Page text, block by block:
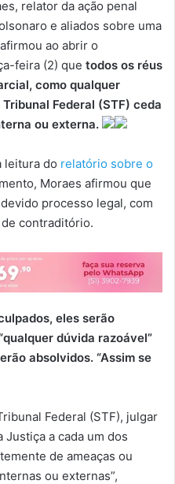
relator da ação penal
e aliados sobre uma
ao abrir o
feira (2) que todos os réus
como qualquer
Federal (STF) ceda
ou externa.
leitura do relatório sobre o
Moraes afirmou que
processo legal, com
contraditório.
eles serão
dúvida razoável”
absolvidos. “Assim se
Federal (STF), julgar
a cada um dos
de ameaças ou
ou externas”,